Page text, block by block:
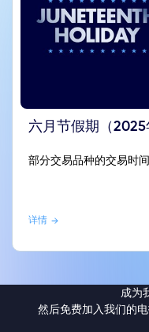
六月节假期（2025
部分交易品种的交易时间
详情
成为
然后免费加入我们的